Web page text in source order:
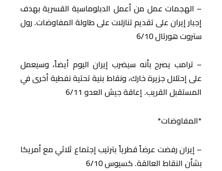
– الهجمات عمل من أعمل الدبلوماسية القسرية بهدف
إجبار إيران على تقديم تنازلات على طاولة المفاوضات. رول
ستروت هورتال 6/10
– ترامب يصرح بأنه سيضرب إيران اليوم أيضاً، وسيعمل
على إحتلال جزيرة خارك، ونقاط بنية تحتية نفطية أخرى في
المستقبل القريب. إعاقة جيش العدو 6/11
*المفاوضات*
– إيران رفضت عرضاً قطرياً بترتيب إجتماع ثلاثي مع أمريكا
بشأن النقاط العالقة. كسيوس 6/10